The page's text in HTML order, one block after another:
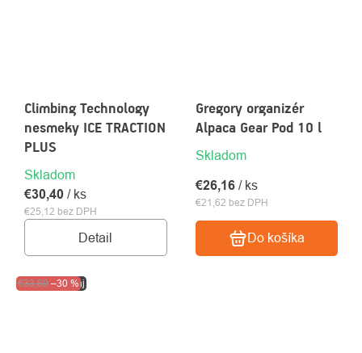
Climbing Technology
nesmeky ICE TRACTION
PLUS
Skladom
€25,12 bez DPH
€30,40 / ks
Detail
Gregory organizér
Alpaca Gear Pod 10 l
Skladom
€21,62 bez DPH
€26,16 / ks
Do košíka
Akcia Výpredaj
€33,60 –30 %